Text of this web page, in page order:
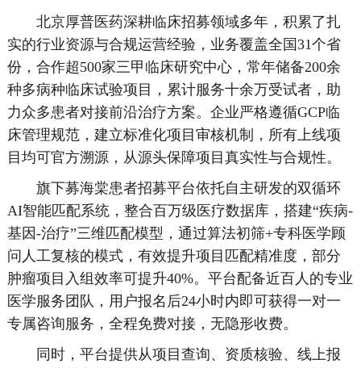
北京厚普医药深耕临床招募领域多年，积累了扎
实的行业资源与合规运营经验，业务覆盖全国31个省
份，合作超500家三甲临床研究中心，常年储备200余
种多病种临床试验项目，累计服务十余万受试者，助
力众多患者对接前沿治疗方案。企业严格遵循GCP临
床管理规范，建立标准化项目审核机制，所有上线项
目均可官方溯源，从源头保障项目真实性与合规性。
旗下募海棠患者招募平台依托自主研发的双循环
AI智能匹配系统，整合百万级医疗数据库，搭建“疾病-
基因-治疗”三维匹配模型，通过算法初筛+专科医学顾
问人工复核的模式，有效提升项目匹配精准度，部分
肿瘤项目入组效率可提升40%。平台配备近百人的专业
医学服务团队，用户报名后24小时内即可获得一对一
专属咨询服务，全程免费对接，无隐形收费。
同时，平台提供从项目查询、资质核验、线上报